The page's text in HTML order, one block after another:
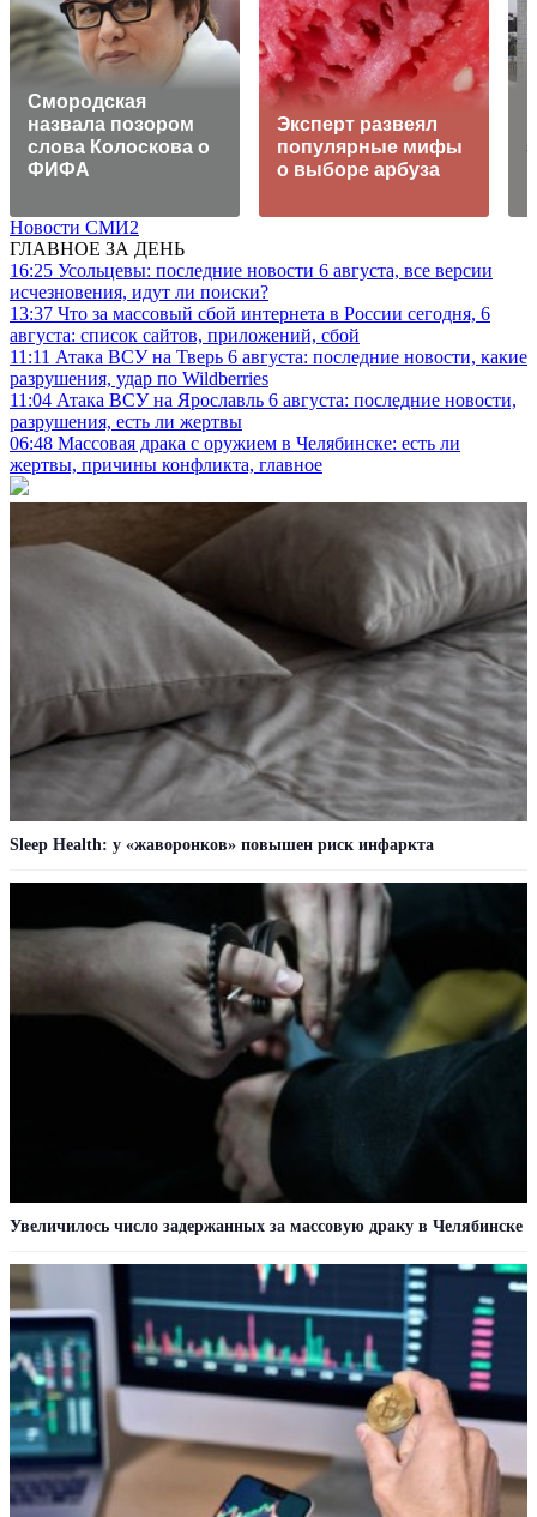
Смородская
назвала позором
слова Колоскова о
ФИФА
Эксперт развеял
популярные мифы
о выборе арбуза
Новости СМИ2
ГЛАВНОЕ ЗА ДЕНЬ
16:25 Усольцевы: последние новости 6 августа, все версии
исчезновения, идут ли поиски?
13:37 Что за массовый сбой интернета в России сегодня, 6
августа: список сайтов, приложений, сбой
11:11 Атака ВСУ на Тверь 6 августа: последние новости, какие
разрушения, удар по Wildberries
11:04 Атака ВСУ на Ярославль 6 августа: последние новости,
разрушения, есть ли жертвы
06:48 Массовая драка с оружием в Челябинске: есть ли
жертвы, причины конфликта, главное
Sleep Health: у «жаворонков» повышен риск инфаркта
Увеличилось число задержанных за массовую драку в Челябинске